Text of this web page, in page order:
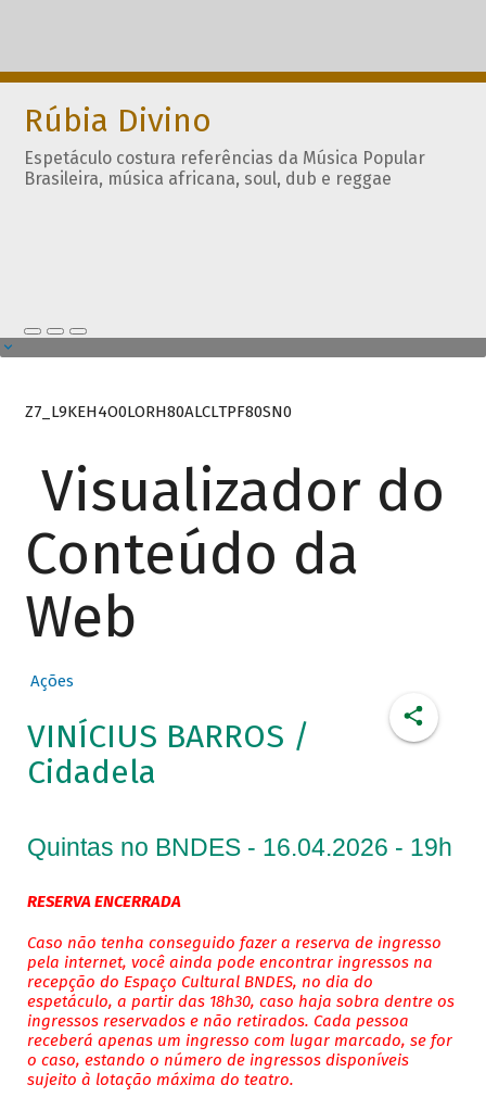
Rúbia Divino
Espetáculo costura referências da Música Popular
Brasileira, música africana, soul, dub e reggae
Z7_L9KEH4O0LORH80ALCLTPF80SN0
Visualizador do
Conteúdo da
Web
Ações
VINÍCIUS BARROS /
Cidadela
Quintas no BNDES - 16.04.2026 - 19h
RESERVA ENCERRADA
Caso não tenha conseguido fazer a reserva de ingresso
pela internet, você ainda pode encontrar ingressos na
recepção do Espaço Cultural BNDES, no dia do
espetáculo, a partir das 18h30, caso haja sobra dentre os
ingressos reservados e não retirados. Cada pessoa
receberá apenas um ingresso com lugar marcado, se for
o caso, estando o número de ingressos disponíveis
sujeito à lotação máxima do teatro.